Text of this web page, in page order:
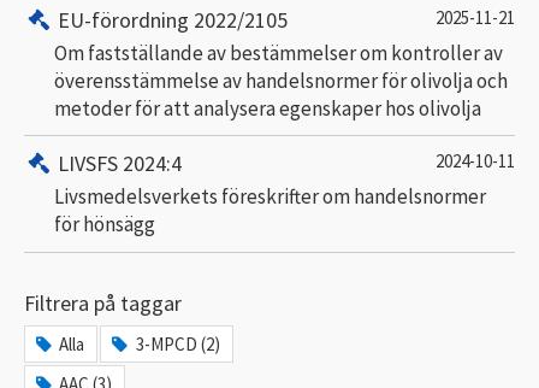
EU-förordning 2022/2105 2025-11-21
Om fastställande av bestämmelser om kontroller av
överensstämmelse av handelsnormer för olivolja och
metoder för att analysera egenskaper hos olivolja
LIVSFS 2024:4 2024-10-11
Livsmedelsverkets föreskrifter om handelsnormer
för hönsägg
Filtrera på taggar
Alla
3-MPCD (2)
AAC (3)